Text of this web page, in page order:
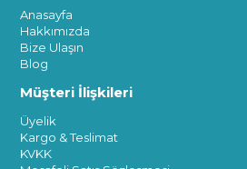
Anasayfa
Hakkımızda
Bize Ulaşın
Blog
Müşteri İlişkileri
Üyelik
Kargo & Teslimat
KVKK